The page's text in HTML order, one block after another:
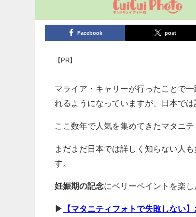
Facebook post
【PR】
マライア・キャリーが行ったことで
れるようになっていますが、日本では
ここ数年で人気を集めてきたマタニ
まだまだ日本では詳しく知らない人
す。
妊娠期の記念にベリーペイントを楽し
▶ 【マタニティフォトで失敗しない